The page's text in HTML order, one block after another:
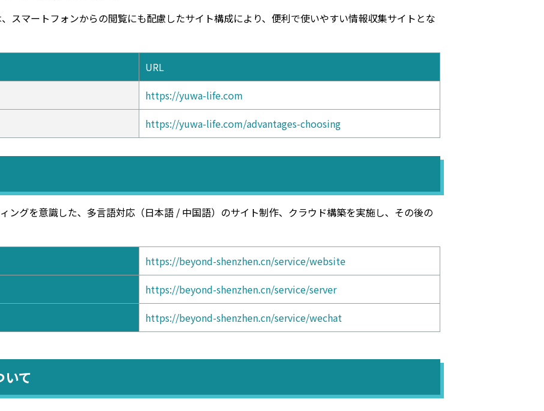
スマートフォンからの閲覧にも配慮したサイト構成により、便利で使いやすい情報収集サイトとな
URL
https://yuwa-life.com
https://yuwa-life.com/advantages-choosing
ングを意識した、多言語対応（日本語 / 中国語）のサイト制作、クラウド構築を実施し、その後の
https://beyond-shenzhen.cn/service/website
https://beyond-shenzhen.cn/service/server
https://beyond-shenzhen.cn/service/wechat
て